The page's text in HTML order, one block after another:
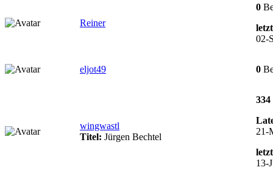
Reiner
0
02-
eljot49 0
wingwastl
Titel: Jürgen Bechtel
334
21-
13-